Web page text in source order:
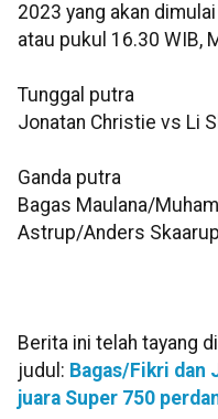
2023 yang akan
atau pukul 16.30 WIB,
Tunggal putra
Jonatan Christie vs Li
Ganda putra
Bagas Maulana/
Astrup/Anders
Berita ini telah tayang
judul: Bagas/Fikri dan
juara Super 750